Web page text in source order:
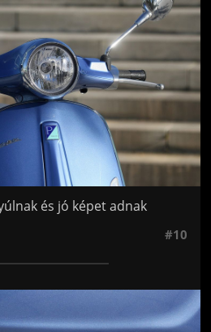
és jó képet adnak
#10
még kép!